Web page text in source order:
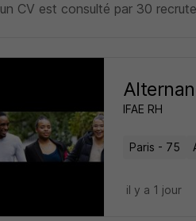
CV est consulté par 30
IFAE RH
Paris - 75
il y a 1 jour